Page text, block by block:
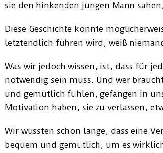
sie den hinkenden jungen Mann
Diese Geschichte könnte
letztendlich führen wird, weiß
Was wir jedoch wissen, ist, dass für
notwendig sein muss. Und wer
und gemütlich fühlen, gefangen in
Motivation haben, sie zu verlassen,
Wir wussten schon lange, dass eine
bequem und gemütlich, um es